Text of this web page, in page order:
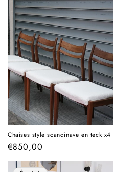
Chaises style scandinave en teck x4
Prix
€850,00